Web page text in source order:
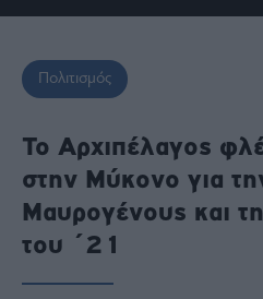
Business
Ναυτιλία
Ενέργεια
Πολιτική
Πολιτισμός
Κοινωνία
Law
Πολιτισμός
Το Αρχιπέλαγος
στην Μύκονο για
Μαυρογένους και
του ΄21